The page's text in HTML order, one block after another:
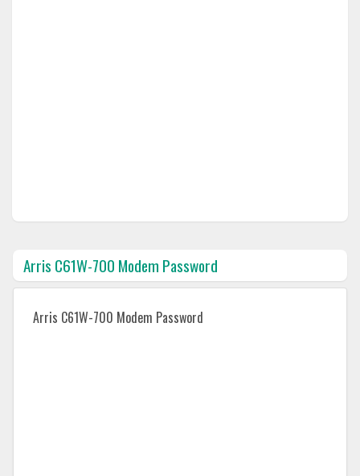
Arris C61W-700 Modem Password
Arris C61W-700 Modem Password